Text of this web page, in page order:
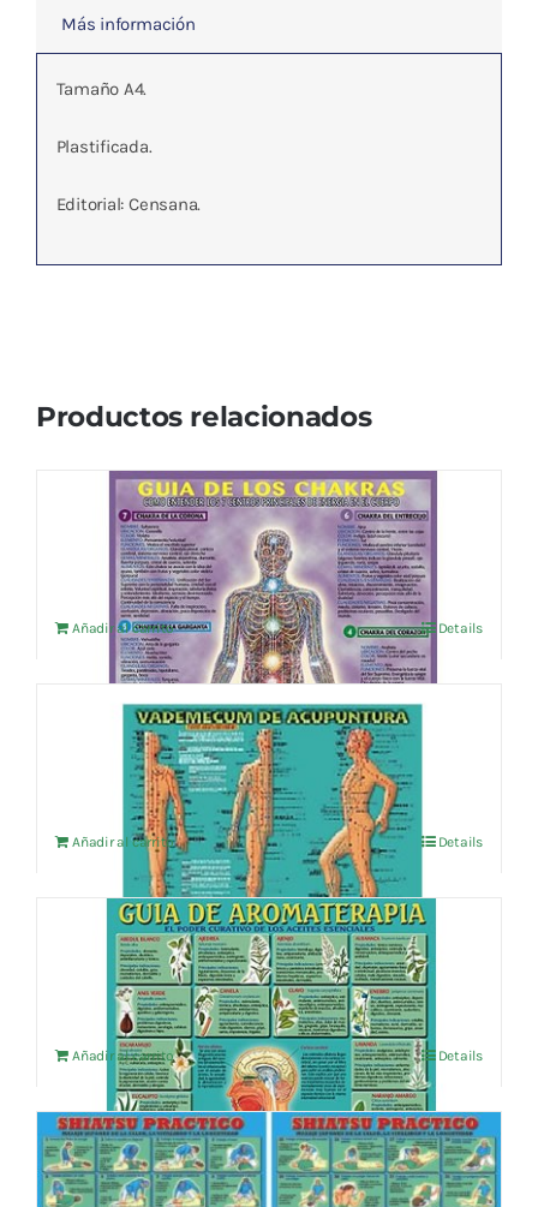
Más información
Tamaño A4.
Plastificada.
Editorial: Censana.
Productos relacionados
GUIA DE LOS CHAKRAS
IVA no incluído
Añadir al carrito Details
VADEMECUM DE ACUPUNTURA
IVA no incluído
Añadir al carrito Details
GUIA DE AROMATERAPIA
IVA no incluído
Añadir al carrito Details
SHIATSU PRACTICO
4,76€ IVA no incluído